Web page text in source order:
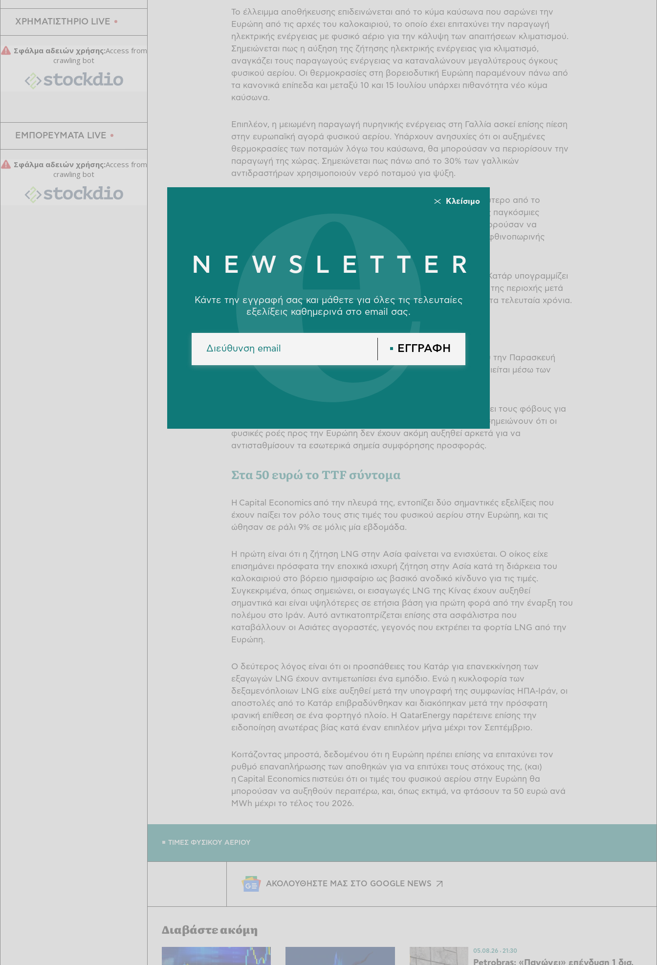
Το έλλειμμα αποθήκευσης επιδεινώνεται από το κύμα καύσωνα που σαρώνει την
Ευρώπη από τις αρχές του καλοκαιριού, το οποίο έχει επιταχύνει την παραγωγή
ηλεκτρικής ενέργειας με φυσικό αέριο για την κάλυψη των απαιτήσεων κλιματισμού.
Σημειώνεται πως η αύξηση της ζήτησης ηλεκτρικής ενέργειας για κλιματισμό,
αναγκάζει τους παραγωγούς ενέργειας να καταναλώνουν μεγαλύτερους όγκους
φυσικού αερίου. Οι θερμοκρασίες στη βορειοδυτική Ευρώπη παραμένουν πάνω από
τα κανονικά επίπεδα και μεταξύ 10 και 15 Ιουλίου υπάρχει πιθανότητα νέο κύμα
καύσωνα.
Επιπλέον, η μειωμένη παραγωγή πυρηνικής ενέργειας στη Γαλλία ασκεί επίσης πίεση
στην ευρωπαϊκή αγορά φυσικού αερίου. Υπάρχουν ανησυχίες ότι οι αυξημένες
θερμοκρασίες των ποταμών λόγω του καύσωνα, θα μπορούσαν να περιορίσουν την
παραγωγή της χώρας. Σημειώνεται πως πάνω από το 30% των γαλλικών
αντιδραστήρων χρησιμοποιούν νερό ποταμού για ψύξη.
Έτσι, καθώς η αναπλήρωση των αποθεμάτων προχωρά με βραδύτερο από το
συνηθισμένο ρυθμό, οποιαδήποτε παρατεταμένη διαταραχή στις παγκόσμιες
αποστολές LNG ή παρατεταμένοι καλοκαιρινοί καύσωνες θα μπορούσαν να
προκαλέσουν μια ακόμη απότομη αύξηση των τιμών ενόψει της φθινοπωρινής
Η ανθεκτικότητα της αγοράς στις γεωπολιτικές ειδήσεις από το Κατάρ υπογραμμίζει
επίσης πόσο περιορισμένο παραμένει το περιθώριο εφοδιασμού της περιοχής μετά
την ευρύτερη αναδιάταξη από το ρωσικό φυσικό αέριο αγωγών τα τελευταία χρόνια.
Γεωπολιτική αποσύνδεση
Η αποσύνδεση μεταξύ των τιμών πετρελαίου και φυσικού αερίου την Παρασκευή
σημειώθηκε καθώς η ναυτιλιακή κυκλοφορία άρχισε να ομαλοποιείται μέσω των
Ενώ η επανέναρξη των ομαλών θαλάσσιων logistics έχει μετριάσει τους φόβους για
παρατεταμένη διακοπή των ροών LNG του Κατάρ, οι αναλυτές σημειώνουν ότι οι
φυσικές ροές προς την Ευρώπη δεν έχουν ακόμη αυξηθεί αρκετά για να
αντισταθμίσουν τα εσωτερικά σημεία συμφόρησης προσφοράς.
Στα 50 ευρώ το TTF σύντομα
Η Capital Economics από την πλευρά της, εντοπίζει δύο σημαντικές εξελίξεις που
έχουν παίξει τον ρόλο τους στις τιμές του φυσικού αερίου στην Ευρώπη, και τις
ώθησαν σε ράλι 9% σε μόλις μία εβδομάδα.
Η πρώτη είναι ότι η ζήτηση LNG στην Ασία φαίνεται να ενισχύεται. Ο οίκος είχε
επισημάνει πρόσφατα την εποχικά ισχυρή ζήτηση στην Ασία κατά τη διάρκεια του
καλοκαιριού στο βόρειο ημισφαίριο ως βασικό ανοδικό κίνδυνο για τις τιμές.
Συγκεκριμένα, όπως σημειώνει, οι εισαγωγές LNG της Κίνας έχουν αυξηθεί
σημαντικά και είναι υψηλότερες σε ετήσια βάση για πρώτη φορά από την έναρξη του
πολέμου στο Ιράν. Αυτό αντικατοπτρίζεται επίσης στα ασφάλιστρα που
καταβάλλουν οι Ασιάτες αγοραστές, γεγονός που εκτρέπει τα φορτία LNG από την
Ευρώπη.
Ο δεύτερος λόγος είναι ότι οι προσπάθειες του Κατάρ για επανεκκίνηση των
εξαγωγών LNG έχουν αντιμετωπίσει ένα εμπόδιο. Ενώ η κυκλοφορία των
δεξαμενόπλοιων LNG είχε αυξηθεί μετά την υπογραφή της συμφωνίας ΗΠΑ-Ιράν, οι
αποστολές από το Κατάρ επιβραδύνθηκαν και διακόπηκαν μετά την πρόσφατη
ιρανική επίθεση σε ένα φορτηγό πλοίο. Η QatarEnergy παρέτεινε επίσης την
ειδοποίηση ανωτέρας βίας κατά έναν επιπλέον μήνα μέχρι τον Σεπτέμβριο.
Κοιτάζοντας μπροστά, δεδομένου ότι η Ευρώπη πρέπει επίσης να επιταχύνει τον
ρυθμό επαναπλήρωσης των αποθηκών για να επιτύχει τους στόχους της, (και)
η Capital Economics πιστεύει ότι οι τιμές του φυσικού αερίου στην Ευρώπη θα
μπορούσαν να αυξηθούν περαιτέρω, και, όπως εκτιμά, να φτάσουν τα 50 ευρώ ανά
MWh μέχρι το τέλος του 2026.
ΤΙΜΕΣ ΦΥΣΙΚΟΥ ΑΕΡΙΟΥ
ΑΚΟΛΟΥΘΗΣΤΕ ΜΑΣ ΣΤΟ GOOGLE NEWS
Διαβάστε ακόμη
05.08.26 21:30
Petrobras: «Παγώνει» επένδυση 1 δισ.
2,4 δισ. ευρώ – Προχωρούν
data center και συνεργασία
με Vodafone
ΕΠΙΧΕΙΡΗΣΕΙΣ
Viohalco: Άλμα 62% στα
κέρδη προ φόρων - Νέα
ώθηση από καλώδια και
ΧΡΗΜΑΤΙΣΤΗΡΙΟ LIVE
ΕΜΠΟΡΕΥΜΑΤΑ LIVE
NEWSLETTER
Κάντε την εγγραφή σας και μάθετε για όλες τις τελευταίες
εξελίξεις καθημερινά στο email σας.
ΕΓΓΡΑΦΗ
Κλείσιμο